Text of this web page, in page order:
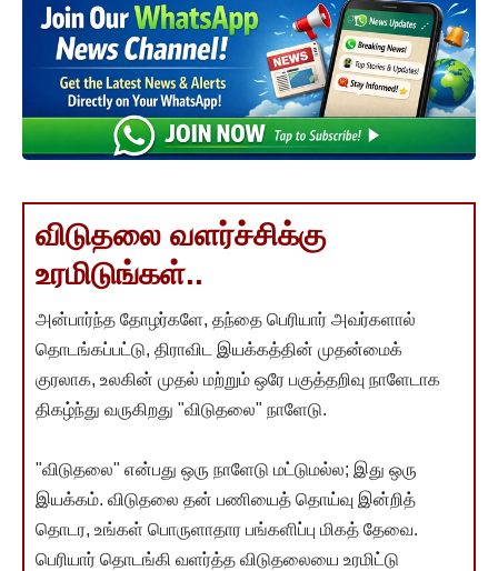
விடுதலை வளர்ச்சிக்கு
உரமிடுங்கள்..
அன்பார்ந்த தோழர்களே, தந்தை பெரியார் அவர்களால்
தொடங்கப்பட்டு, திராவிட இயக்கத்தின் முதன்மைக்
குரலாக, உலகின் முதல் மற்றும் ஒரே பகுத்தறிவு நாளேடாக
திகழ்ந்து வருகிறது "விடுதலை" நாளேடு.
"விடுதலை" என்பது ஒரு நாளேடு மட்டுமல்ல; இது ஒரு
இயக்கம். விடுதலை தன் பணியைத் தொய்வு இன்றித்
தொடர, உங்கள் பொருளாதார பங்களிப்பு மிகத் தேவை.
பெரியார் தொடங்கி வளர்த்த விடுதலையை உரமிட்டு